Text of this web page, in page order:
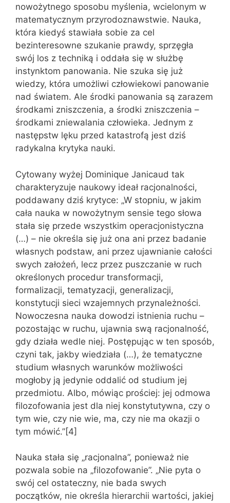
nowożytnego sposobu myślenia, wcielonym w
matematycznym przyrodoznawstwie. Nauka,
która kiedyś stawiała sobie za cel
bezinteresowne szukanie prawdy, sprzęgła
swój los z techniką i oddała się w służbę
instynktom panowania. Nie szuka się już
wiedzy, która umożliwi człowiekowi panowanie
nad światem. Ale środki panowania są zarazem
środkami zniszczenia, a środki zniszczenia –
środkami zniewalania człowieka. Jednym z
następstw lęku przed katastrofą jest dziś
radykalna krytyka nauki.
Cytowany wyżej Dominique Janicaud tak
charakteryzuje naukowy ideał racjonalności,
poddawany dziś krytyce: „W stopniu, w jakim
cała nauka w nowożytnym sensie tego słowa
stała się przede wszystkim operacjonistyczna
(…) – nie określa się już ona ani przez badanie
własnych podstaw, ani przez ujawnianie całości
swych założeń, lecz przez puszczanie w ruch
określonych procedur transformacji,
formalizacji, tematyzacji, generalizacji,
konstytucji sieci wzajemnych przynależności.
Nowoczesna nauka dowodzi istnienia ruchu –
pozostając w ruchu, ujawnia swą racjonalność,
gdy działa wedle niej. Postępując w ten sposób,
czyni tak, jakby wiedziała (…), że tematyczne
studium własnych warunków możliwości
mogłoby ją jedynie oddalić od studium jej
przedmiotu. Albo, mówiąc prościej: jej odmowa
filozofowania jest dla niej konstytutywna, czy o
tym wie, czy nie wie, ma, czy nie ma okazji o
tym mówić.”[4]
Nauka stała się „racjonalna”, ponieważ nie
pozwala sobie na „filozofowanie”. „Nie pyta o
swój cel ostateczny, nie bada swych
początków, nie określa hierarchii wartości, jakiej